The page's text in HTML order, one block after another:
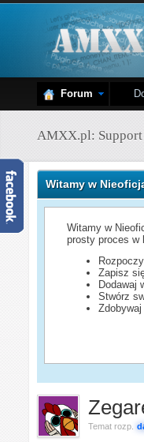
Forum
AMXX.pl:
Witamy w
Witamy w
prosty proces w
Zapisz
Dodawaj
Stwórz
Temat rozp.